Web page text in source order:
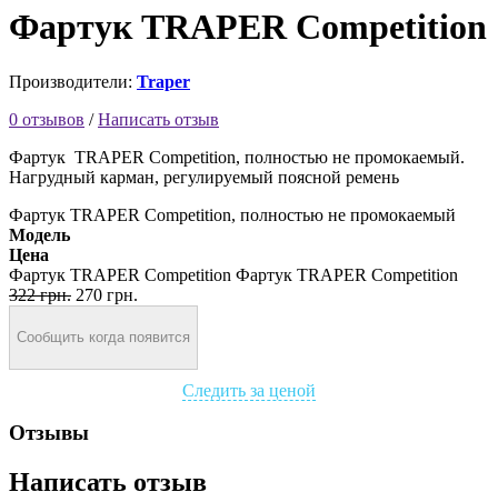
Фартук TRAPER Competition
Производители: Traper
0 отзывов /Написать отзыв
Фартук TRAPER Competition, полностью не промокаемый.
Нагрудный карман, регулируемый поясной ремень
Фартук TRAPER Competition, полностью не промокаемый
Модель
Цена
Фартук TRAPER Competition Фартук TRAPER Competition
322 грн. 270 грн.
Сообщить когда появится
Следить за ценой
Отзывы
Написать отзыв